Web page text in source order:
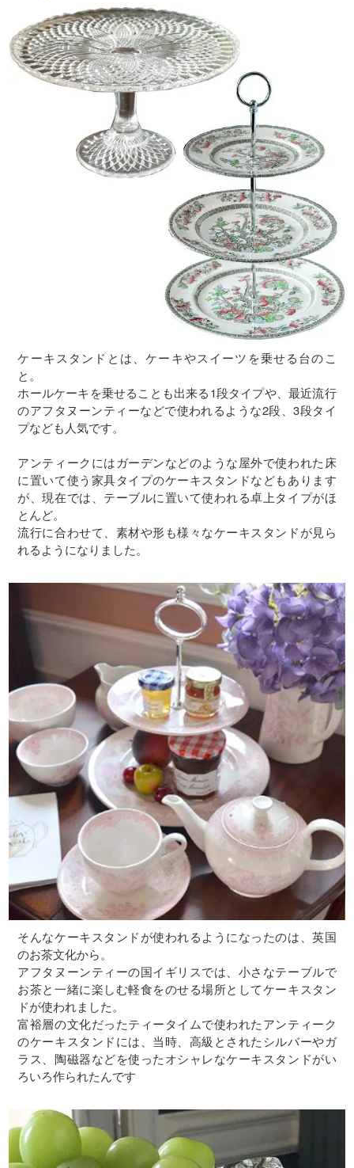
ケーキスタンドとは、ケーキやスイーツを乗せる台のこ
と。
ホールケーキを乗せることも出来る1段タイプや、最近流行
のアフタヌーンティーなどで使われるような2段、3段タイ
プなども人気です。
アンティークにはガーデンなどのような屋外で使われた床
に置いて使う家具タイプのケーキスタンドなどもあります
が、現在では、テーブルに置いて使われる卓上タイプがほ
とんど。
流行に合わせて、素材や形も様々なケーキスタンドが見ら
れるようになりました。
そんなケーキスタンドが使われるようになったのは、英国
のお茶文化から。
アフタヌーンティーの国イギリスでは、小さなテーブルで
お茶と一緒に楽しむ軽食をのせる場所としてケーキスタン
ドが使われました。
富裕層の文化だったティータイムで使われたアンティーク
のケーキスタンドには、当時、高級とされたシルバーやガ
ラス、陶磁器などを使ったオシャレなケーキスタンドがい
ろいろ作られたんです